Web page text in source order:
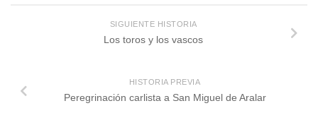
SIGUIENTE HISTORIA
Los toros y los vascos
HISTORIA PREVIA
Peregrinación carlista a San Miguel de Aralar